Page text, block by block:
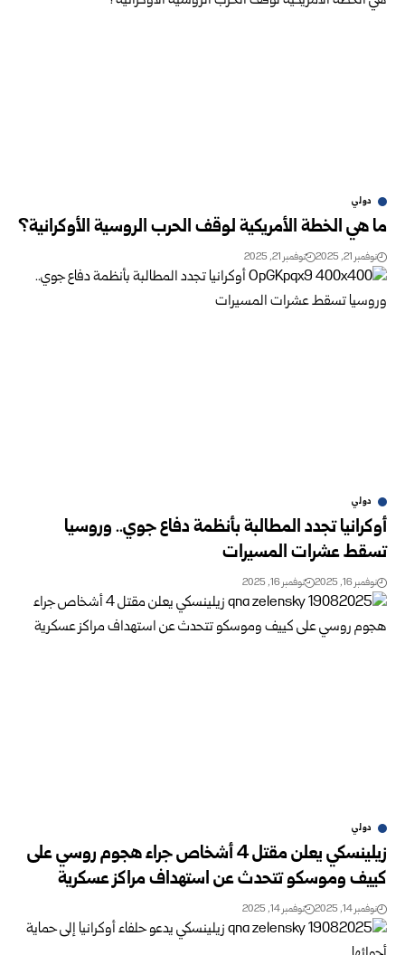
دولي
ما هي الخطة الأمريكية لوقف الحرب الروسية الأوكرانية؟
نوفمبر 21, 2025 نوفمبر 21, 2025
دولي
أوكرانيا تجدد المطالبة بأنظمة دفاع جوي.. وروسيا
تسقط عشرات المسيرات
نوفمبر 16, 2025 نوفمبر 16, 2025
دولي
زيلينسكي يعلن مقتل 4 أشخاص جراء هجوم روسي على
كييف وموسكو تتحدث عن استهداف مراكز عسكرية
نوفمبر 14, 2025 نوفمبر 14, 2025